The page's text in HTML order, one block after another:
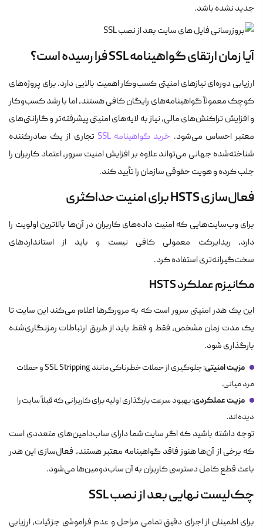
جدید نشده باشد.
آیا زمان ارتقای گواهینامه SSL فرا رسیده است؟
ارزیابی دوره‌ای نیازهای امنیتی کسب‌وکار اهمیت بالایی دارد. برای پروژه‌های
کوچک معمولاً گواهینامه‌های رایگان کافی هستند، اما با رشد کسب‌وکار
و افزایش تراکنش‌های مالی، نیاز به لایه‌های امنیتی پیشرفته‌تر و گارانتی‌های
معتبر احساس می‌شود. خرید گواهینامه SSL
تجاری از یک صادرکننده
شناخته‌شده جهانی می‌تواند علاوه بر افزایش امنیت سرور، اعتماد کاربران را
جلب کرده و هویت حقوقی سازمان را تأیید کند.
فعال‌سازی HSTS برای امنیت حداکثری
برای وب‌سایت‌هایی که امنیت داده‌های کاربران در آن‌ها بالاترین اولویت را
دارد، ریدایرکت معمولی کافی نیست و باید از استانداردهای
سخت‌گیرانه‌تری استفاده کرد.
مکانیزم عملکرد HSTS
این یک هدر امنیتی سرور است که به مرورگرها اعلام می‌کند این سایت تا
یک مدت زمان مشخص، فقط و فقط باید از طریق ارتباطات رمزنگاری‌شده
بارگذاری شود.
مزیت امنیتی
: جلوگیری از حملات خطرناکی مانند SSL Stripping و حملات
مرد میانی.
مزیت عملکردی: بهبود سرعت بارگذاری اولیه برای کاربرانی که قبلاً سایت را
دیده‌اند.
توجه داشته باشید که اگر سایت شما دارای ساب‌دامین‌های متعددی است
که برخی از آن‌ها هنوز فاقد گواهینامه معتبر هستند، فعال‌سازی این هدر
باعث قطع کامل دسترسی کاربران به آن ساب‌دومین‌ها می‌شود.
چک‌لیست نهایی بعد از نصب SSL
برای اطمینان از اجرای دقیق تمامی مراحل و عدم فراموشی جزئیات، ارزیابی